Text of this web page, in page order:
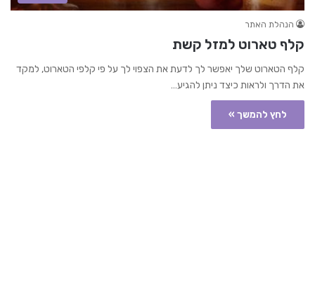
הנהלת האתר
קלף טארוט למזל קשת
קלף הטארוט שלך יאפשר לך לדעת את הצפוי לך על פי קלפי הטארוט, למקד
את הדרך ולראות כיצד ניתן להגיע…
לחץ להמשך »